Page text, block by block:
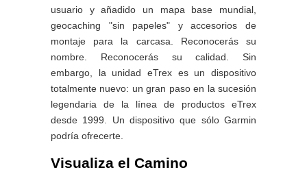
usuario y añadido un mapa base mundial,
geocaching "sin papeles" y accesorios de
montaje para la carcasa. Reconocerás su
nombre. Reconocerás su calidad. Sin
embargo, la unidad eTrex es un dispositivo
totalmente nuevo: un gran paso en la sucesión
legendaria de la línea de productos eTrex
desde 1999. Un dispositivo que sólo Garmin
podría ofrecerte.
Visualiza el Camino